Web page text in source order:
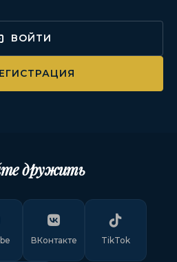
ВОЙТИ
дружить
ВКонтакте TikTok